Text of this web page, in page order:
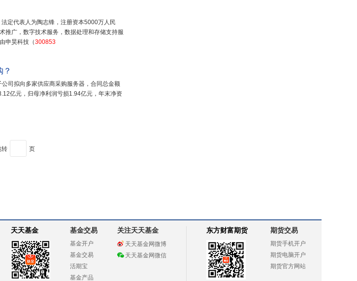
定代表人为陶志锋，注册资本5000万人民
推广，数字技术服务，数据处理和存储支持服
申昊科技（300853
？
司拟向多家供应商采购服务器，合同总金额
亿元，归母净利润亏损1.94亿元，年末净资
页
天天基金 基金交易
基金开户
基金交易
活期宝
基金产品
关注天天基金
天天基金网微博
天天基金网微信
东方财富期货 期货交易
期货手机开户
期货电脑开户
期货官方网站